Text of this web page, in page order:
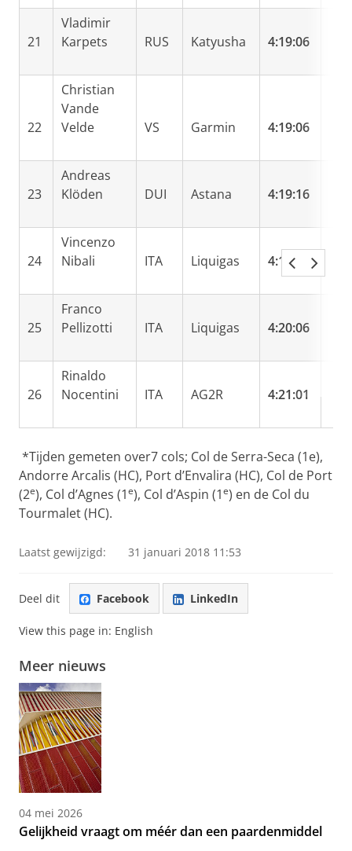
21
Vladimir
Karpets
RUS Katyusha 4:19:06
22
Christian
Vande
Velde
VS Garmin 4:19:06
23
Andreas
Klöden
DUI Astana 4:19:16
24
Vincenzo
Nibali
ITA Liquigas 4:19:29
25
Franco
Pellizotti
ITA Liquigas 4:20:06
26
Rinaldo
Nocentini
ITA AG2R 4:21:01
*Tijden gemeten over7 cols; Col de Serra-Seca (1e),
Andorre Arcalis (HC), Port d’Envalira (HC), Col de Port
(2e), Col d’Agnes (1e), Col d’Aspin (1e) en de Col du
Tourmalet (HC).
Laatst gewijzigd: 31 januari 2018 11:53
Deel dit Facebook LinkedIn
View this page in: English
Meer nieuws
04 mei 2026
Gelijkheid vraagt om méér dan een paardenmiddel